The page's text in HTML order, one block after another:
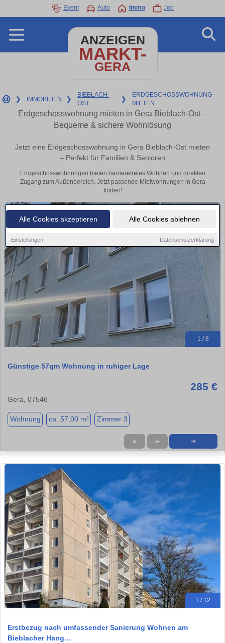
Alle Cookies akzeptieren Alle Cookies ablehnen
Einstellungen Datenschutzerklärung
Event Auto Immo Job
ANZEIGEN
MARKT-
GERA
❯ IMMOBILIEN ❯
BIEBLACH-
OST
❯
ERDGESCHOSSWOHNUNG-
MIETEN
Erdgeschosswohnung mieten in Gera Bieblach-Ost –
Bequeme & sichere Wohnlösung
Jetzt eine Erdgeschosswohnung in Gera Bieblach-Ost mieten
– Perfekt für Familien & Senioren
Erdgeschosswohnungen bieten barrierefreies Wohnen und direkten
Zugang zum Außenbereich. Jetzt passende Mietwohnungen in Gera
finden!
1 / 8
Günstige 57qm Wohnung in ruhiger Lage
285 €
Gera, 07546
Wohnung ca. 57,00 m² Zimmer 3
★ ➦ ➜
1 / 12
Erstbezug nach umfassender Sanierung Wohnen am
Bieblacher Hang…